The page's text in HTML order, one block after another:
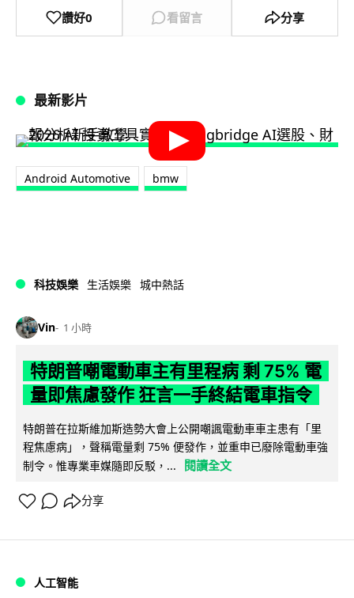
讚好0 看留言 分享
最新影片
Android Automotive bmw
科技娛樂 生活娛樂 城中熱話
Vin 1 小時
特朗普嘲電動車主有里程病 剩 75% 電
量即焦慮發作 狂言一手終結電車指令
特朗普在拉斯維加斯造勢大會上公開嘲諷電動車車主患有「里
程焦慮病」，聲稱電量剩 75% 便發作，並重申已廢除電動車強
制令。惟專業車媒隨即反駁，...
閱讀全文
分享
人工智能